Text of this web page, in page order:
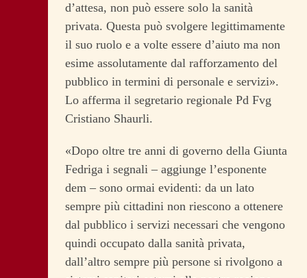
d’attesa, non può essere solo la sanità
privata. Questa può svolgere legittimamente
il suo ruolo e a volte essere d’aiuto ma non
esime assolutamente dal rafforzamento del
pubblico in termini di personale e servizi».
Lo afferma il segretario regionale Pd Fvg
Cristiano Shaurli.
«Dopo oltre tre anni di governo della Giunta
Fedriga i segnali – aggiunge l’esponente
dem – sono ormai evidenti: da un lato
sempre più cittadini non riescono a ottenere
dal pubblico i servizi necessari che vengono
quindi occupato dalla sanità privata,
dall’altro sempre più persone si rivolgono a